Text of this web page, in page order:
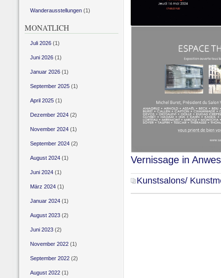
Vernissage in
Kunstsalons/
Wanderausstellungen(1)
MONATLICH
Juli 2026(1)
Juni 2026(1)
Januar 2026(1)
September 2025(1)
April 2025(1)
Dezember 2024(2)
November 2024(1)
September 2024(2)
August 2024(1)
Juni 2024(1)
März 2024(1)
Januar 2024(1)
August 2023(2)
Juni 2023(2)
November 2022(1)
September 2022(2)
August 2022(1)